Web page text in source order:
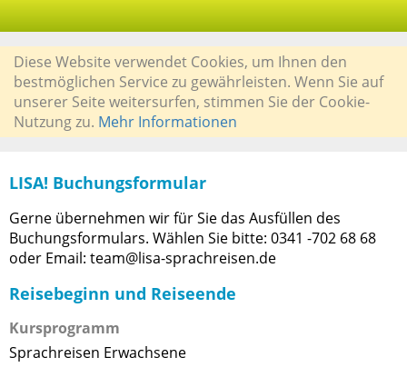
Diese Website verwendet Cookies, um Ihnen den
bestmöglichen Service zu gewährleisten. Wenn Sie auf
unserer Seite weitersurfen, stimmen Sie der Cookie-
Nutzung zu. Mehr Informationen
LISA! Buchungsformular
Gerne übernehmen wir für Sie das Ausfüllen des
Buchungsformulars. Wählen Sie bitte: 0341 -702 68 68
oder Email: team@lisa-sprachreisen.de
Reisebeginn und Reiseende
Kursprogramm
Sprachreisen Erwachsene